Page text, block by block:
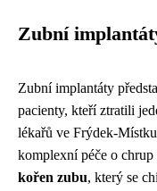
Zubní
Zubní implantáty
pacienty, kteří ztratili
lékařů ve Frýdek-Místku
komplexní péče o chrup
kořen zubu, který se